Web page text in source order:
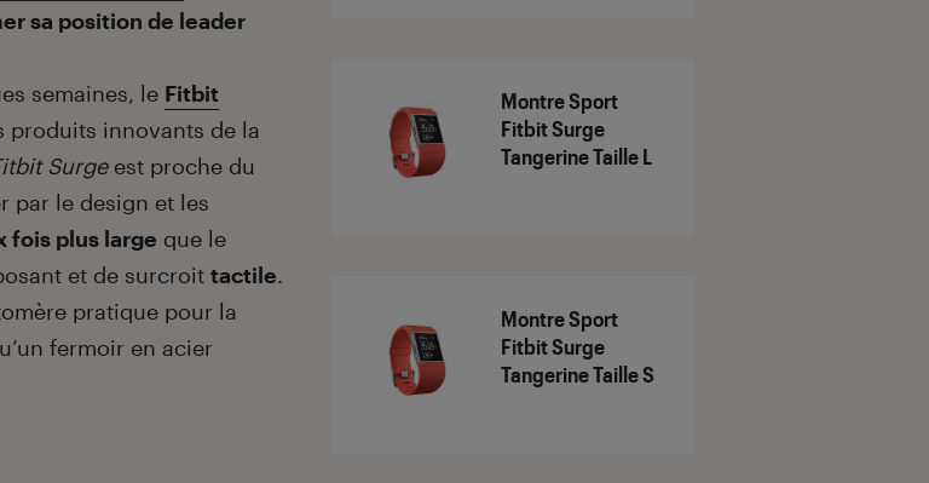
sa position de leader
semaines, le Fitbit
produits innovants de la
Surgeest proche du
par le design et les
fois plus large que le
et de surcroit tactile.
pratique pour la
fermoir en acier
Montre Sport
Fitbit Surge
Tangerine Taille L
Montre Sport
Fitbit Surge
Tangerine Taille S